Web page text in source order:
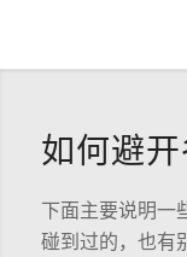
如何避
下面主要说明一
碰到过的，也有